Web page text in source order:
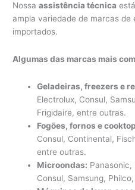
Nossaassistência técnica
ampla variedade de marcas
importados.
Algumas das marcas mais
Geladeiras, freezers e
Electrolux, Consul,
Frigidaire, entre outras.
Fogões, fornos e
Consul, Continental,
entre outras.
Microondas: Panasonic,
Consul, Samsung,